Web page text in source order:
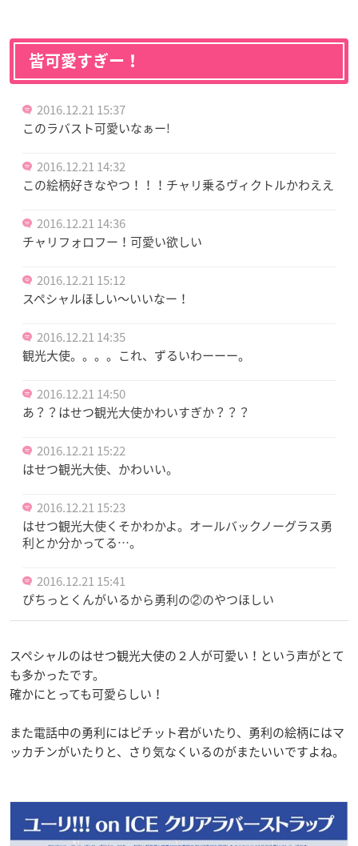
皆可愛すぎー！
2016.12.21 15:37
このラバスト可愛いなぁー!
2016.12.21 14:32
この絵柄好きなやつ！！！チャリ乗るヴィクトルかわええ
2016.12.21 14:36
チャリフォロフー！可愛い欲しい
2016.12.21 15:12
スペシャルほしい〜いいなー！
2016.12.21 14:35
観光大使。。。。これ、ずるいわーーー。
2016.12.21 14:50
あ？？はせつ観光大使かわいすぎか？？？
2016.12.21 15:22
はせつ観光大使、かわいい。
2016.12.21 15:23
はせつ観光大使くそかわかよ。オールバックノーグラス勇
利とか分かってる…。
2016.12.21 15:41
ぴちっとくんがいるから勇利の②のやつほしい
スペシャルのはせつ観光大使の２人が可愛い！という声がとて
も多かったです。
確かにとっても可愛らしい！
また電話中の勇利にはピチット君がいたり、勇利の絵柄にはマ
ッカチンがいたりと、さり気なくいるのがまたいいですよね。